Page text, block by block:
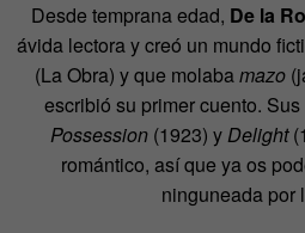
Desde temprana edad, De la
ávida lectora y creó un mundo
(La Obra) y que molabamazo
escribió su primer cuento.
Possession(1923) yDelight
romántico, así que ya os
ninguneada por